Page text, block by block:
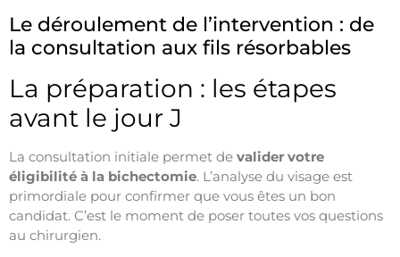
Le déroulement de l’intervention : de
la consultation aux fils résorbables
La préparation : les étapes
avant le jour J
La consultation initiale permet de valider votre
éligibilité à la bichectomie. L’analyse du visage est
primordiale pour confirmer que vous êtes un bon
candidat. C’est le moment de poser toutes vos questions
au chirurgien.